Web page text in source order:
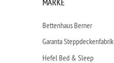
Bettenhaus Berner
Garanta Steppdeckenfabrik
Hefel Bed & Sleep